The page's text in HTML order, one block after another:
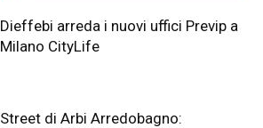
Dieffebi arreda i nuovi uffici Previp a
Milano CityLife
Street di Arbi Arredobagno: